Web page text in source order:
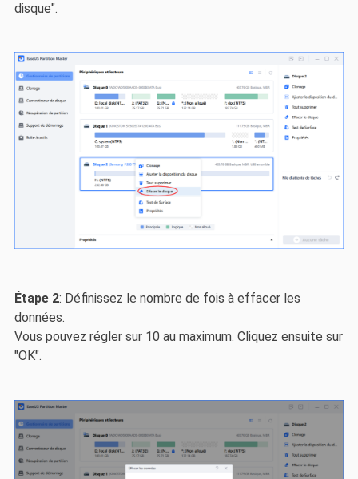
disque".
Étape 2: Définissez le nombre de fois à effacer les
données.
Vous pouvez régler sur 10 au maximum. Cliquez ensuite sur
"OK".